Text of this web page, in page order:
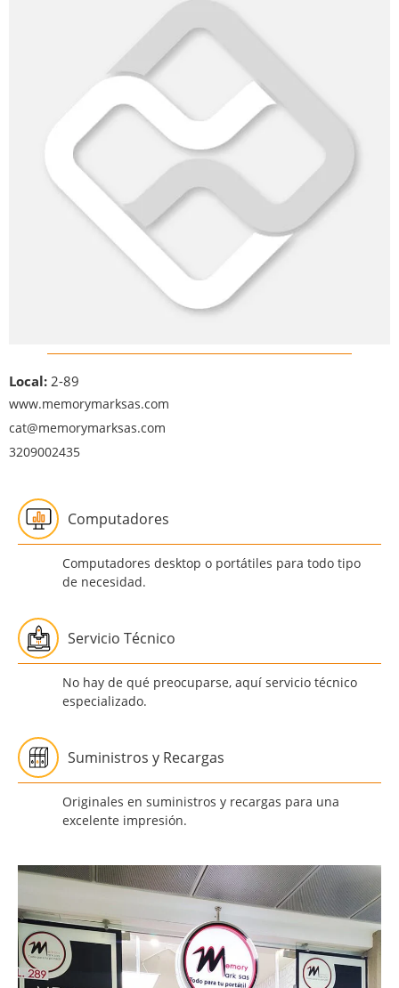
Local: 2-89
www.memorymarksas.com
cat@memorymarksas.com
3209002435
Computadores
Computadores desktop o portátiles para todo tipo
de necesidad.
Servicio Técnico
No hay de qué preocuparse, aquí servicio técnico
especializado.
Suministros y Recargas
Originales en suministros y recargas para una
excelente impresión.